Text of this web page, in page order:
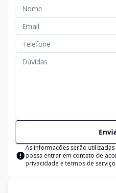
As informações serão
possa entrar em contato de
privacidade e termos de serviço